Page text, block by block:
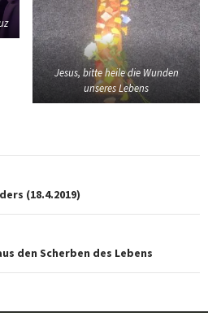
Jesus, bitte heile die Wunden
unseres Lebens
(18.4.2019)
den Scherben des Lebens